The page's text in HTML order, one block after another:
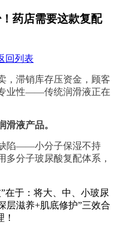
药店需要这款复配
回列表
，滞销库存压资金，顾客
业性——传统润滑液正在
滑液产品。
缺陷——小分子保湿不持
多分子玻尿酸复配体系 ，
在于：将大、中、小玻尿
层滋养+肌底修护”三效合